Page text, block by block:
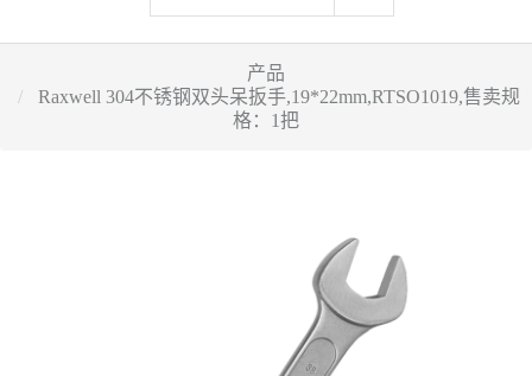
产品
Raxwell 304不锈钢双头呆扳手,19*22mm,RTSO1019,售卖规
格：1把